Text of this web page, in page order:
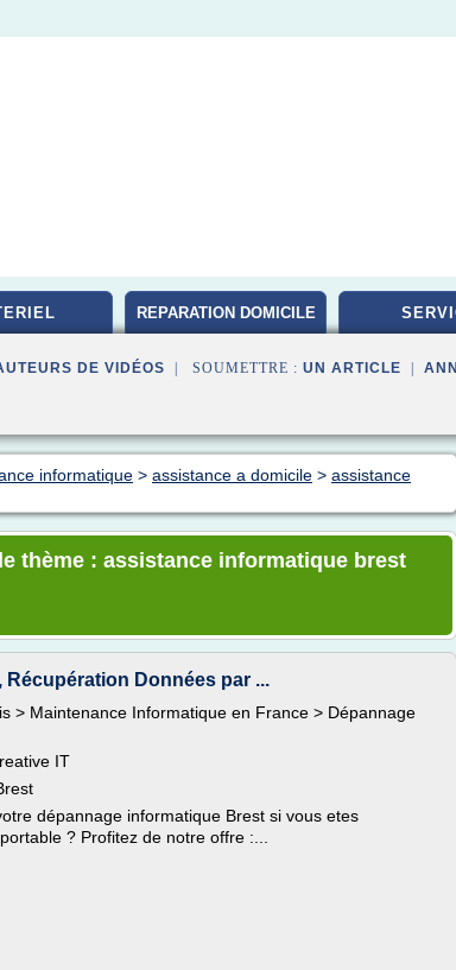
REPARATION DOMICILE
DE VIDÉOS | SOUMETTRE : UN ARTICLE
informatique > assistance a domicile > assistance
thème : assistance informatique brest
Données par ...
> Maintenance Informatique en France > Dépannage
IT
dépannage informatique Brest si vous etes
? Profitez de notre offre :...